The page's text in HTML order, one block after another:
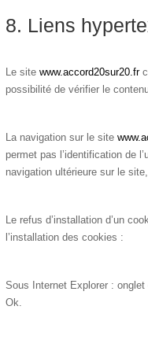
8. Liens
Le sitewww.accord20sur20.fr
possibilité de vérifier le
La navigation sur le site
permet pas l’identification de
navigation ultérieure sur le
Le refus d’installation d’un
l’installation des cookies :
Sous Internet Explorer :
Ok.